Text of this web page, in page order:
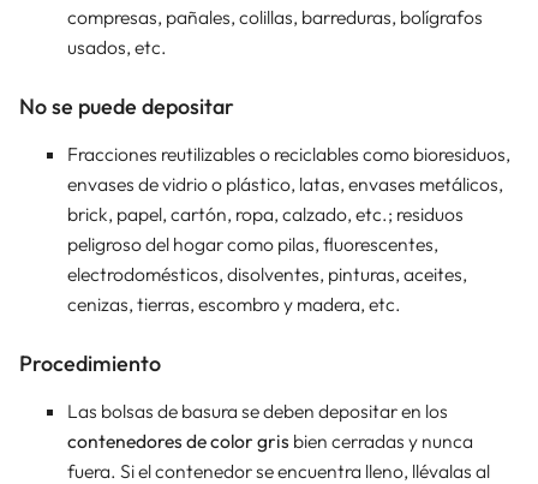
compresas, pañales, colillas, barreduras, bolígrafos
usados, etc.
No se puede depositar
Fracciones reutilizables o reciclables como bioresiduos,
envases de vidrio o plástico, latas, envases metálicos,
brick, papel, cartón, ropa, calzado, etc.; residuos
peligroso del hogar como pilas, fluorescentes,
electrodomésticos, disolventes, pinturas, aceites,
cenizas, tierras, escombro y madera, etc.
Procedimiento
Las bolsas de basura se deben depositar en los
contenedores de color gris bien cerradas y nunca
fuera. Si el contenedor se encuentra lleno, llévalas al